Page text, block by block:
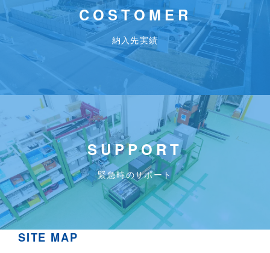
COSTOMER
納入先実績
SUPPORT
緊急時のサポート
SITE MAP